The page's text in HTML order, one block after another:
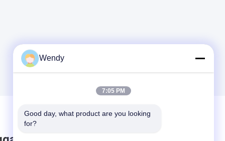
Wendy
7:05 PM
Good day, what product are you looking
for?